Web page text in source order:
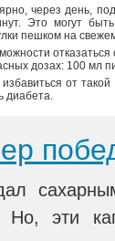
через день,
Это могут
пешком на
дозах: 100 мл
от такой
диабета.
Но, эти